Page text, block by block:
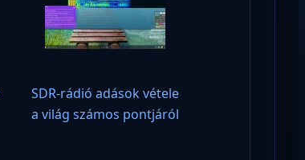
SDR-rádió adások vétele
a világ számos pontjáról